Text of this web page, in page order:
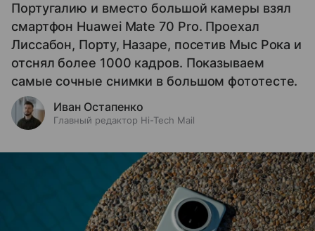
Португалию и вместо большой камеры взял
смартфон Huawei Mate 70 Pro. Проехал
Лиссабон, Порту, Назаре, посетив Мыс Рока и
отснял более 1000 кадров. Показываем
самые сочные снимки в большом фототесте.
Иван Остапенко
Главный редактор Hi-Tech Mail